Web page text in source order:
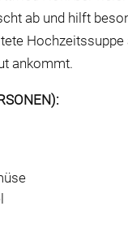
ab und hilft
ankommt.